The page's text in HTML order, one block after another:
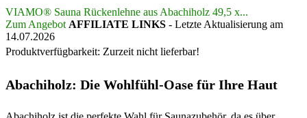
VIAMO® Sauna Rückenlehne aus Abachiholz 49,5 x...
Zum Angebot AFFILIATE LINKS - Letzte Aktualisierung am
14.07.2026
Produktverfügbarkeit: Zurzeit nicht lieferbar!
Abachiholz: Die Wohlfühl-Oase für Ihre Haut